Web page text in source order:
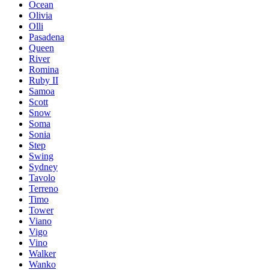
Ocean
Olivia
Olli
Pasadena
Queen
River
Romina
Ruby II
Samoa
Scott
Snow
Soma
Sonia
Step
Swing
Sydney
Tavolo
Terreno
Timo
Tower
Viano
Vigo
Vino
Walker
Wanko